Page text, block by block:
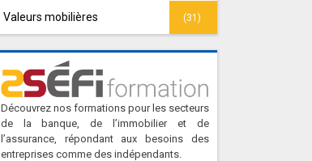
Valeurs mobilières (31)
Découvrez nos formations pour les secteurs
de la banque, de l’immobilier et de
l’assurance, répondant aux besoins des
entreprises comme des indépendants.